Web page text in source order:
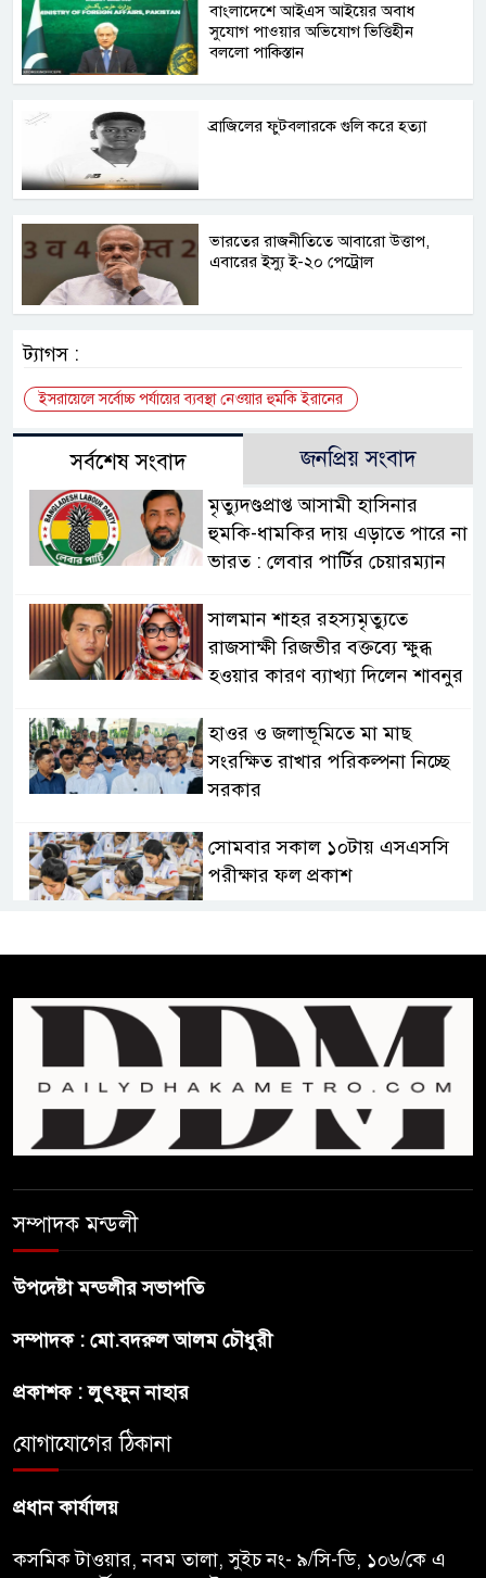
বাংলাদেশে আইএস আইয়ের অবাধ
সুযোগ পাওয়ার অভিযোগ ভিত্তিহীন
বললো পাকিস্তান
ব্রাজিলের ফুটবলারকে গুলি করে হত্যা
ভারতের রাজনীতিতে আবারো উত্তাপ,
এবারের ইস্যু ই-২০ পেট্রোল
ট্যাগস :
ইসরায়েলে সর্বোচ্চ পর্যায়ের ব্যবস্থা নেওয়ার হুমকি ইরানের
সর্বশেষ সংবাদ জনপ্রিয় সংবাদ
মৃত্যুদণ্ডপ্রাপ্ত আসামী হাসিনার
হুমকি-ধামকির দায় এড়াতে পারে না
ভারত : লেবার পার্টির চেয়ারম্যান
সালমান শাহর রহস্যমৃত্যুতে
রাজসাক্ষী রিজভীর বক্তব্যে ক্ষুব্ধ
হওয়ার কারণ ব্যাখ্যা দিলেন শাবনুর
হাওর ও জলাভূমিতে মা মাছ
সংরক্ষিত রাখার পরিকল্পনা নিচ্ছে
সরকার
সোমবার সকাল ১০টায় এসএসসি
পরীক্ষার ফল প্রকাশ
প্রধানমন্ত্রী
ফিফা সভাপতির বিরুদ্ধে এবার
‘নারী সংক্রান্ত অভিযোগ
ছেলেকে নিয়ে রোনালদোর যে বড়
ট্রাম্পের ৪০ কোটি ডলারের ‘বলরুম
সম্পাদক মন্ডলী
উপদেষ্টা মন্ডলীর সভাপতি
সম্পাদক : মো.বদরুল আলম চৌধুরী
প্রকাশক : লুৎফুন নাহার
যোগাযোগের ঠিকানা
প্রধান কার্যালয়
কসমিক টাওয়ার, নবম তালা, সুইচ নং- ৯/সি-ডি, ১০৬/কে এ